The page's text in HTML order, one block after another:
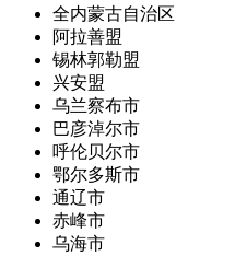
全内蒙古自治区
阿拉善盟
锡林郭勒盟
兴安盟
乌兰察布市
巴彦淖尔市
呼伦贝尔市
鄂尔多斯市
通辽市
赤峰市
乌海市